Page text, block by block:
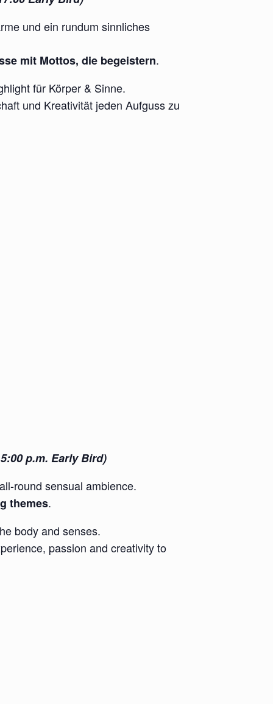
und ein rundum sinnliches
mit Mottos, die begeistern.
für Körper & Sinne.
und Kreativität jeden Aufguss zu
p.m. Early Bird)
round sensual ambience.
themes.
body and senses.
passion and creativity to